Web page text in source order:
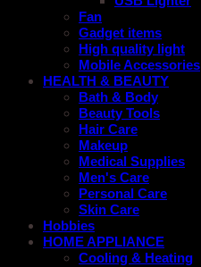
Fan
Gadget items
High quality light
Mobile Accessories
HEALTH & BEAUTY
Bath & Body
Beauty Tools
Hair Care
Makeup
Medical Supplies
Men's Care
Personal Care
Skin Care
Hobbies
HOME APPLIANCE
Cooling & Heating